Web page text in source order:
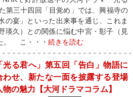
第三十四回「目覚め」では、興福寺の
の宴」といった出来事を通じ、これま
瑛久）との関係に悩む中宮・彰子（見
。 こ・・・ 続きを読む
光る君へ」第五回「告白」物語に
わせ、新たな一面を披露する登場
物の魅力【大河ドラマコラム】